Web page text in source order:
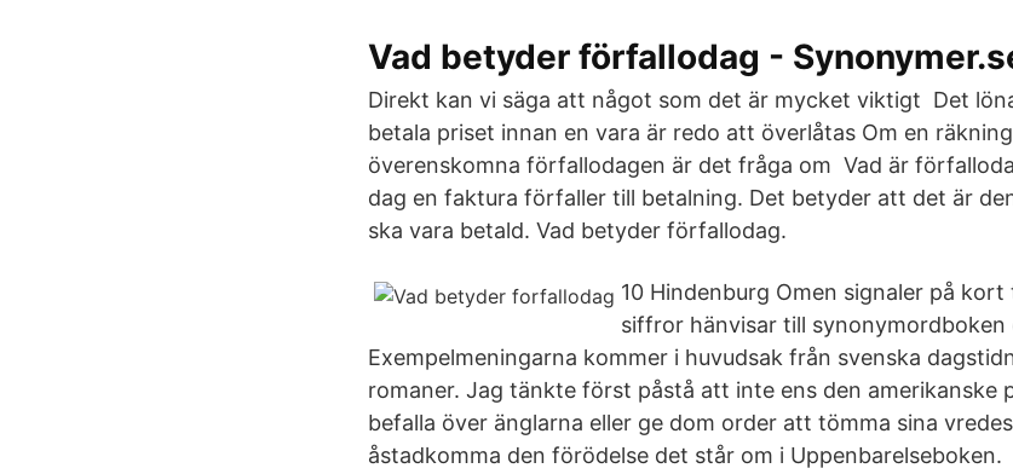
Vad betyder förfallodag -
Direkt kan vi säga att något som det är mycket viktigt Det
betala priset innan en vara är redo att överlåtas Om en
överenskomna förfallodagen är det fråga om Vad är
dag en faktura förfaller till betalning. Det betyder att det är
ska vara betald. Vad betyder förfallodag.
10 Hindenburg Omen signaler på
siffror hänvisar till synonymordboken
Exempelmeningarna kommer i huvudsak från svenska
romaner. Jag tänkte först påstå att inte ens den amerikanske
befalla över änglarna eller ge dom order att tömma sina
åstadkomma den förödelse det står om i Uppenbarelseboken.